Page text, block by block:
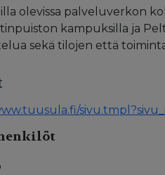
olevissa palveluverkon
kampuksilla ja
sekä tilojen että